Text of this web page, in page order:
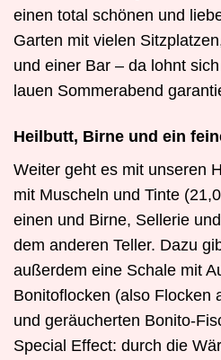
einen total schönen und
Garten mit vielen
und einer Bar – da lohnt
lauen Sommerabend
Heilbutt, Birne und ein
Weiter geht es mit unseren
mit Muscheln und Tinte
einen und Birne, Sellerie
dem anderen Teller. Dazu
außerdem eine Schale mit
Bonitoflocken (also Flocken
und geräucherten Bonito-
Special Effect: durch die